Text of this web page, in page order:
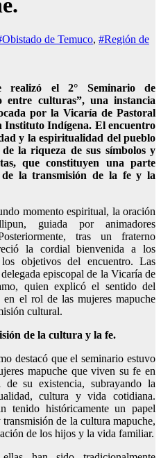
de Temuco, #Región de
el 2° Seminario de
entre culturas”, una instancia
por la Vicaría de Pastoral
Indígena. El encuentro
y la espiritualidad del pueblo
la riqueza de sus símbolos y
que constituyen una parte
de la transmisión de la fe y la
momento espiritual, la oración
guiada por animadores
tras un fraterno
la cordial bienvenida a los
objetivos del encuentro. Las
episcopal de la Vicaría de
quien explicó el sentido del
el rol de las mujeres mapuche
cultural.
de la cultura y la fe.
destacó que el seminario estuvo
mapuche que viven su fe en
su existencia, subrayando la
cultura y vida cotidiana.
tenido históricamente un papel
de la cultura mapuche,
de los hijos y la vida familiar.